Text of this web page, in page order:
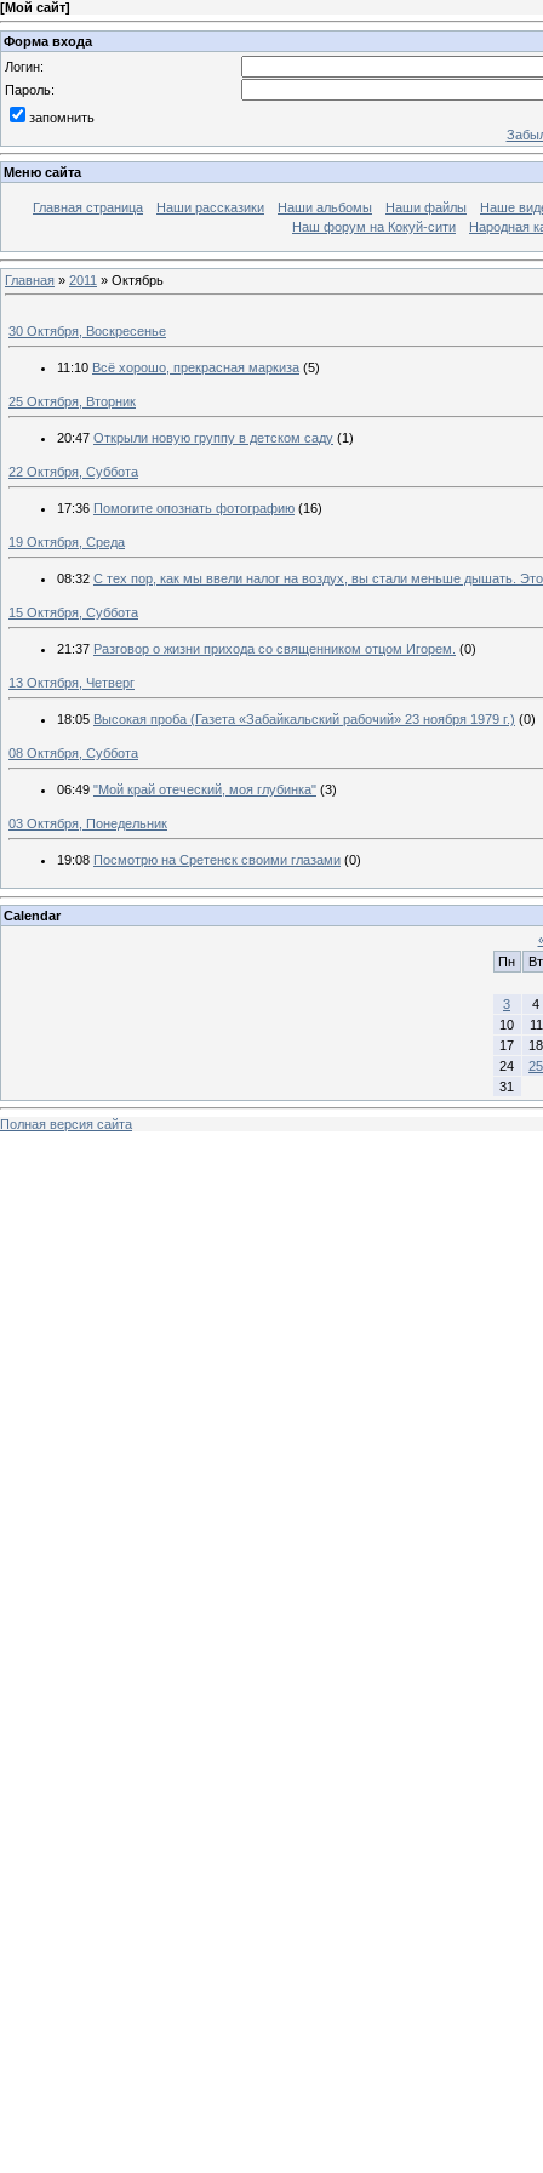
[Мой сайт]
Форма входа
Логин:
Пароль:
запомнить
Меню сайта
Главная страница Наши рассказики Наши альбомы Наши файлы
Наше
Наш форум на Кокуй-сити
Народная
Главная » 2011 » Октябрь
30 Октября, Воскресенье
11:10 Всё хорошо, прекрасная маркиза (5)
25 Октября, Вторник
20:47 Открыли новую группу в детском саду (1)
22 Октября, Суббота
17:36 Помогите опознать фотографию (16)
19 Октября, Среда
08:32 C тех пор, как мы ввели налог на воздух, вы стали меньше дышать.
15 Октября, Суббота
21:37 Разговор о жизни прихода со священником отцом Игорем. (0)
13 Октября, Четверг
18:05 Высокая проба (Газета «Забайкальский рабочий» 23 ноября 1979 г.) (0)
08 Октября, Суббота
06:49 "Мой край отеческий, моя глубинка" (3)
03 Октября, Понедельник
19:08 Посмотрю на Сретенск своими глазами (0)
Calendar
Пн
Вт
3
4
10
11
17
18
24
25
31
Полная версия сайта